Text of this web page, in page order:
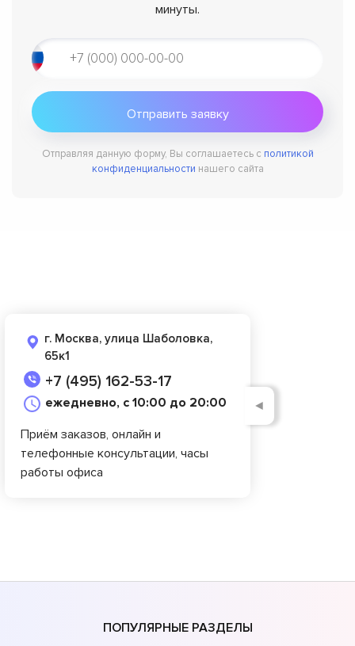
минуты.
Отправляя данную форму, Вы соглашаетесь с политикой
конфиденциальности нашего сайта
г. Москва, улица Шаболовка,
65к1
+7 (495) 162-53-17
ежедневно, с 10:00 до 20:00
Приём заказов, онлайн и
телефонные консультации, часы
работы офиса
◄
ПОПУЛЯРНЫЕ РАЗДЕЛЫ